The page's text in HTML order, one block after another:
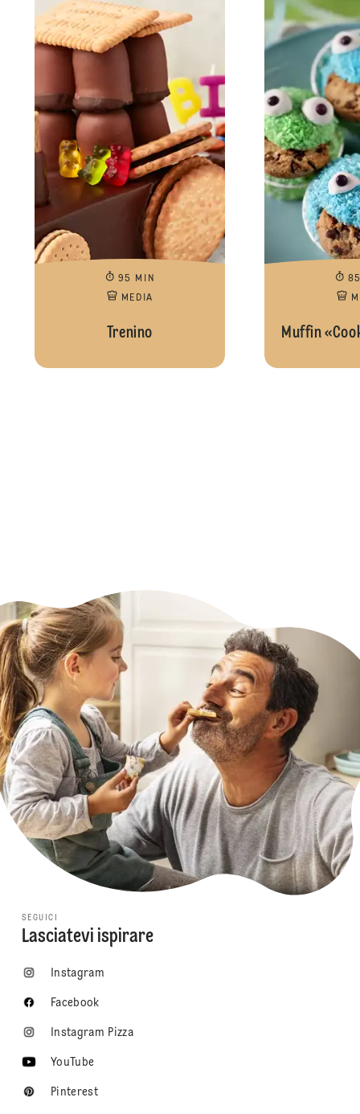
95 MIN
MEDIA
Trenino Muffin
SEGUICI
Lasciatevi ispirare
Instagram
Facebook
Instagram Pizza
YouTube
Pinterest